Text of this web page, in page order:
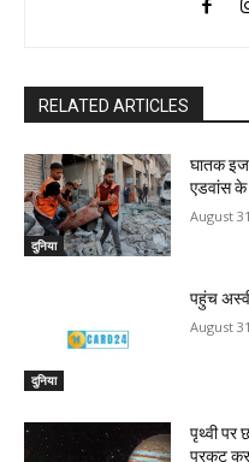
RELATED ARTICLES
दुनिया
घातक
एडवांस के
August
दुनिया
पहुंच
August
पृथ्वी पर
प्रकट